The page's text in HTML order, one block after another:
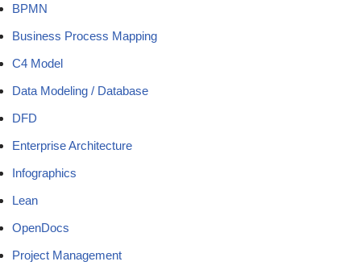
BPMN
Business Process Mapping
C4 Model
Data Modeling / Database
DFD
Enterprise Architecture
Infographics
Lean
OpenDocs
Project Management